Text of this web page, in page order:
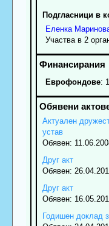
Подгласници в
Еленка
Участва в 2
Еврофондове:
Актуален
устав
Обявен:
Друг акт
Обявен:
Друг акт
Обявен:
Годишен доклад